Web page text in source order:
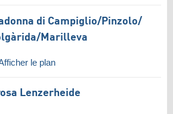
di Campiglio/​Pinzolo/​
​Marilleva
le plan
Lenzerheide